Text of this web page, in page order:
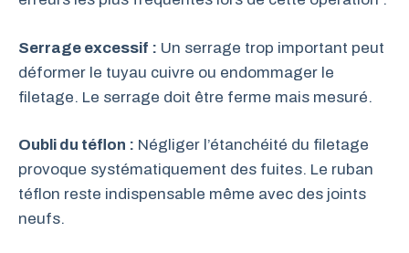
Serrage excessif : Un serrage trop important peut
déformer le tuyau cuivre ou endommager le
filetage. Le serrage doit être ferme mais mesuré.
Oubli du téflon : Négliger l’étanchéité du filetage
provoque systématiquement des fuites. Le ruban
téflon reste indispensable même avec des joints
neufs.